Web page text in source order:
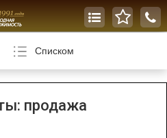
Списком
продажа